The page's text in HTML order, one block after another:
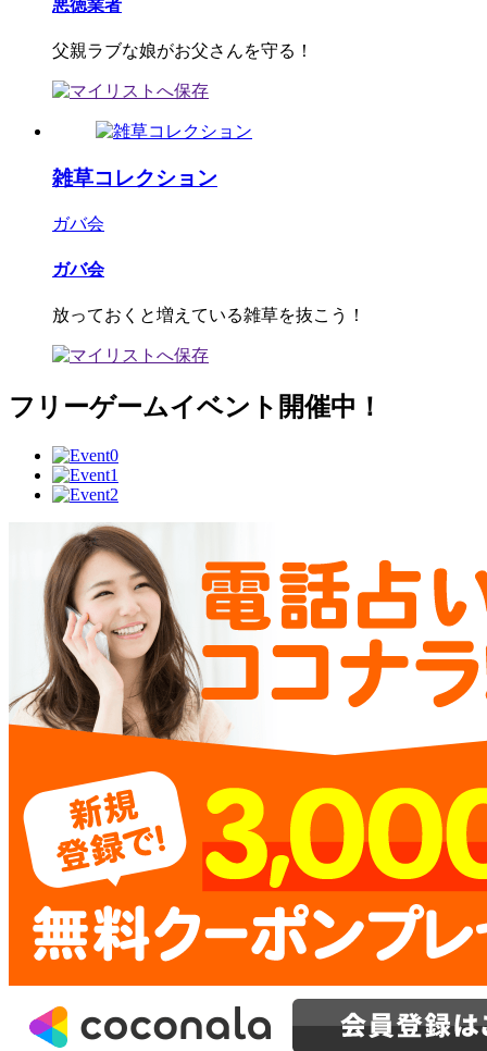
悪徳業者
父親ラブな娘がお父さんを守る！
雑草コレクション
ガバ会
ガバ会
放っておくと増えている雑草を抜こう！
フリーゲームイベント開催中！